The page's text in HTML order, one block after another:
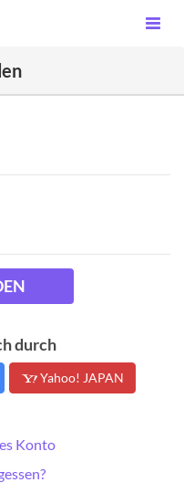
durch
Yahoo! JAPAN
Konto